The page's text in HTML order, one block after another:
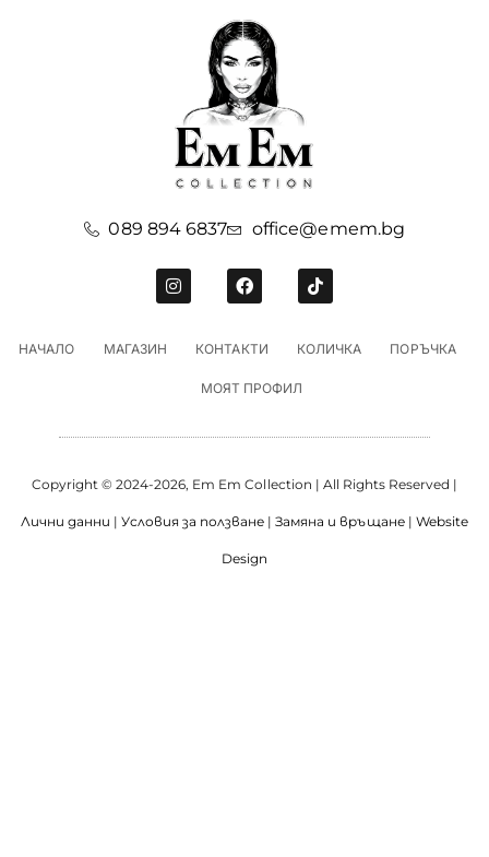
089 894 6837 office@emem.bg
НАЧАЛО МАГАЗИН КОНТАКТИ КОЛИЧКА ПОРЪЧКА
МОЯТ ПРОФИЛ
Copyright © 2024-2026, Em Em Collection | All Rights Reserved |
Лични данни |Условия за ползване |Замяна и връщане| Website
Design